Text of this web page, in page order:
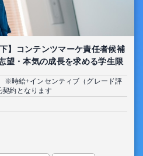
】コンテンツマーケ責任者候補
望・本気の成長を求める学生限
※時給+インセンティブ（グレード評
約となります